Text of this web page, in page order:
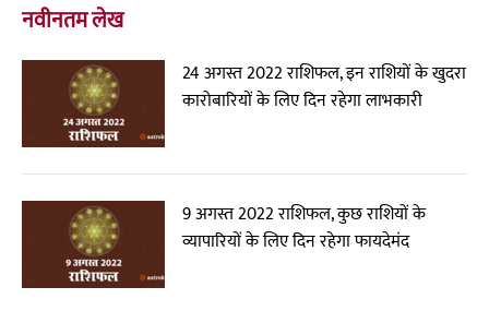
नवीनतम लेख
24 अगस्त 2022 राशिफल, इन राशियों के खुदरा
कारोबारियों के लिए दिन रहेगा लाभकारी
9 अगस्त 2022 राशिफल, कुछ राशियों के
व्यापारियों के लिए दिन रहेगा फायदेमंद